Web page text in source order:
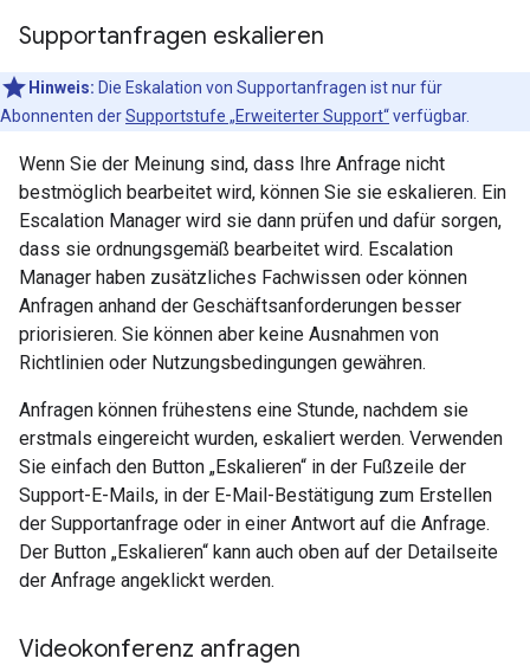
Supportanfragen eskalieren
Hinweis: Die Eskalation von Supportanfragen ist nur für
Abonnenten derSupportstufe „Erweiterter Support“verfügbar.
Wenn Sie der Meinung sind, dass Ihre Anfrage nicht
bestmöglich bearbeitet wird, können Sie sie eskalieren. Ein
Escalation Manager wird sie dann prüfen und dafür sorgen,
dass sie ordnungsgemäß bearbeitet wird. Escalation
Manager haben zusätzliches Fachwissen oder können
Anfragen anhand der Geschäftsanforderungen besser
priorisieren. Sie können aber keine Ausnahmen von
Richtlinien oder Nutzungsbedingungen gewähren.
Anfragen können frühestens eine Stunde, nachdem sie
erstmals eingereicht wurden, eskaliert werden. Verwenden
Sie einfach den Button „Eskalieren“ in der Fußzeile der
Support-E-Mails, in der E-Mail-Bestätigung zum Erstellen
der Supportanfrage oder in einer Antwort auf die Anfrage.
Der Button „Eskalieren“ kann auch oben auf der Detailseite
der Anfrage angeklickt werden.
Videokonferenz anfragen